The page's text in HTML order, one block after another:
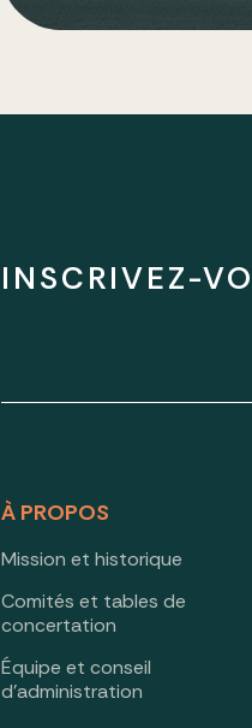
INSCRIVEZ-
À PROPOS
Mission et historique
Comités et tables de
concertation
Équipe et conseil
d’administration